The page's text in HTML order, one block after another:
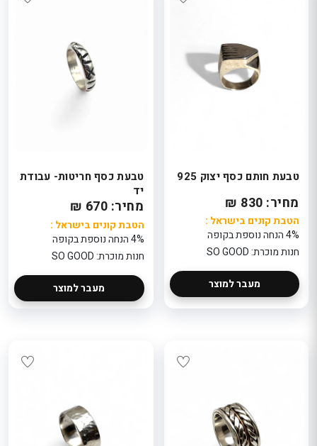
טבעת חותם כסף יצוק 925
מחיר: 830 ₪
הטבת קונים בישראל :
4% הנחה נוספת בקופה
חנות מוכרת: SO GOOD
מעבר למוצר
טבעת כסף חריטות- עבודת
יד
מחיר: 670 ₪
הטבת קונים בישראל :
4% הנחה נוספת בקופה
חנות מוכרת: SO GOOD
מעבר למוצר